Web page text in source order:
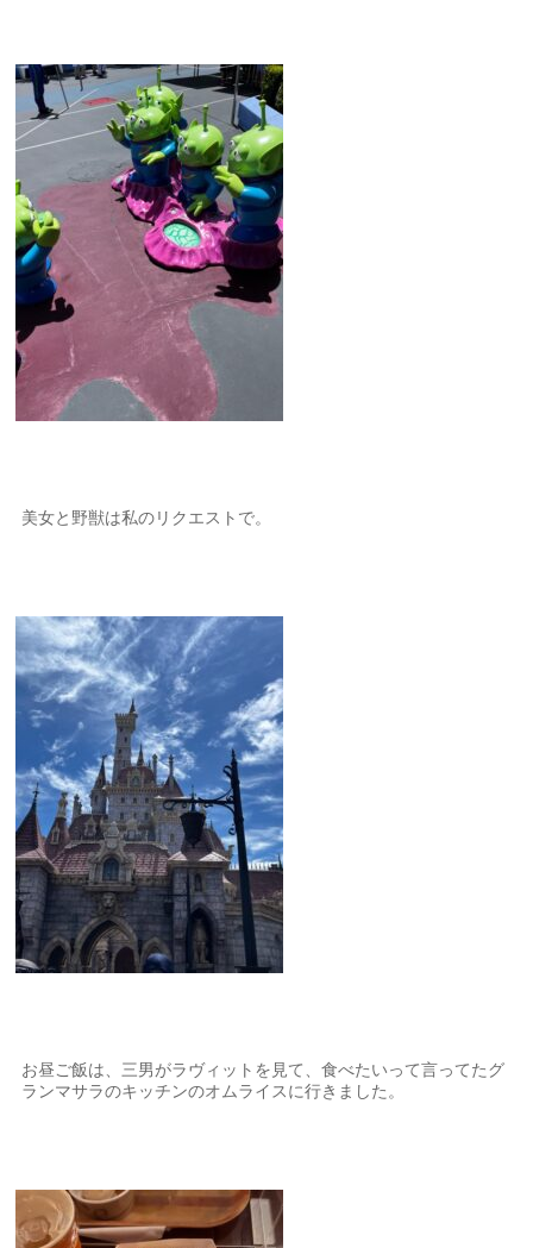
美女と野獣は私のリクエストで。
お昼ご飯は、三男がラヴィットを見て、食べたいって言ってたグ
ランマサラのキッチンのオムライスに行きました。